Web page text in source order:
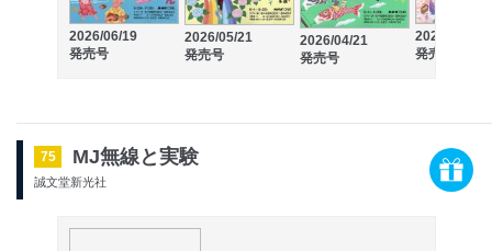
2026/06/19
発売号
2026/05/21
発売号
2026/04/21
発売号
2026/03/21
発売号
75 MJ無線と実験
誠文堂新光社